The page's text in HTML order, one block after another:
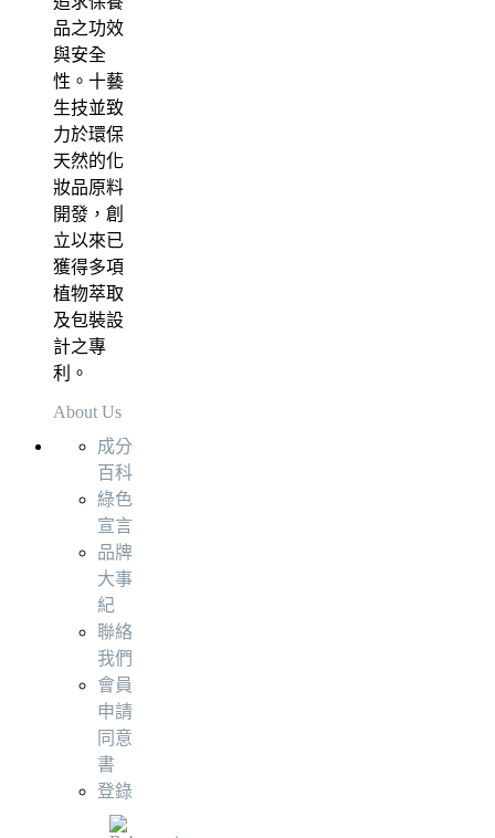
品之功效
與安全
性。十藝
生技並致
力於環保
天然的化
妝品原料
開發，創
立以來已
獲得多項
植物萃取
及包裝設
計之專
利。
About Us
成分
百科
綠色
宣言
品牌
大事
紀
聯絡
我們
會員
申請
同意
書
登錄